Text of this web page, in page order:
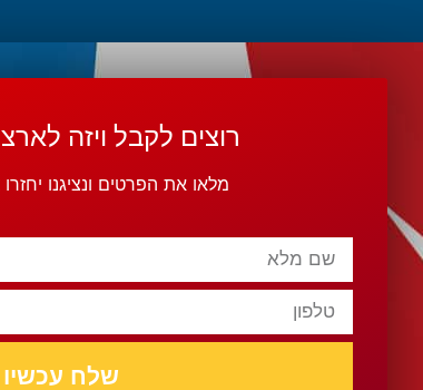
רוצים לקבל ויזה
מלאו את הפרטים ונציגנו
שלח עכשיו